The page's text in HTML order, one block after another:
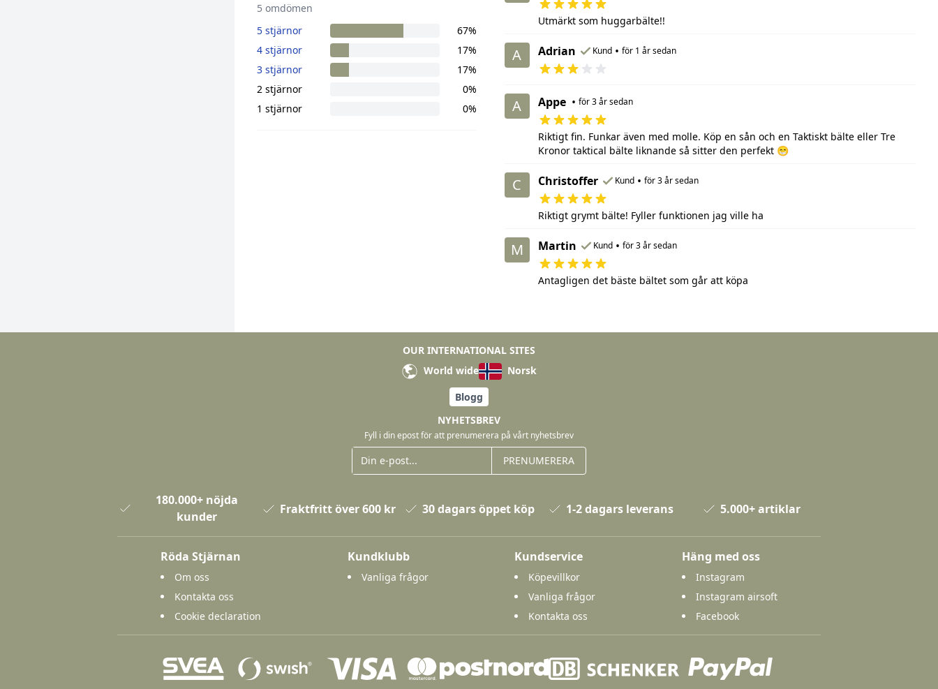
5 omdömen
5 stjärnor
67%
4 stjärnor
17%
3 stjärnor
17%
2 stjärnor
0%
1 stjärnor
0%
Utmärkt som huggarbälte!!
A Adrian Kund • för 1 år sedan
A Appe • för 3 år sedan
Riktigt fin. Funkar även med molle. Köp en sån och en Taktiskt bälte eller Tre
Kronor taktical bälte liknande så sitter den perfekt 😁
C Christoffer Kund • för 3 år sedan
Riktigt grymt bälte! Fyller funktionen jag ville ha
M Martin Kund • för 3 år sedan
Antagligen det bäste bältet som går att köpa
OUR INTERNATIONAL SITES
World wide
Norsk
Blogg
NYHETSBREV
Fyll i din epost för att prenumerera på vårt nyhetsbrev
PRENUMERERA
180.000+ nöjda
kunder
Fraktfritt över 600 kr 30 dagars öppet köp 1-2 dagars leverans 5.000+ artiklar
Röda Stjärnan
Om oss
Kontakta oss
Cookie declaration
Kundklubb
Vanliga frågor
Kundservice
Köpevillkor
Vanliga frågor
Kontakta oss
Häng med oss
Instagram
Instagram airsoft
Facebook